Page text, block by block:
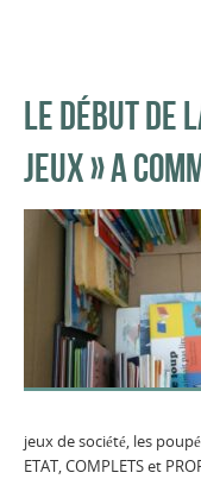
LE DÉBUT DE
JEUX » A
jeux de société, les
ETAT, COMPLETS et